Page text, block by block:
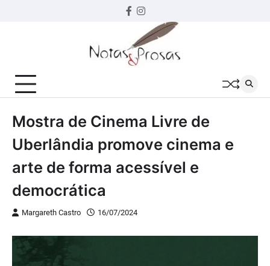
Facebook
instagram
Mostra de Cinema Livre de
Uberlândia promove cinema e
arte de forma acessível e
democrática
Margareth Castro 16/07/2024